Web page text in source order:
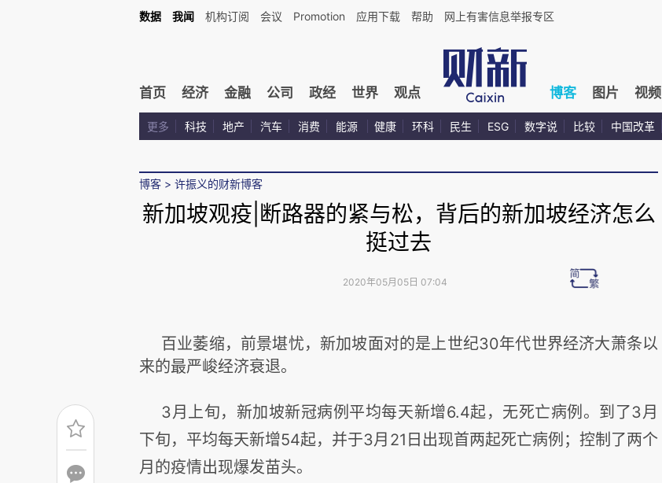
数据 我闻 机构订阅 会议 Promotion 应用下载 帮助 网上有害信息举报专区
首页 经济 金融 公司 政经 世界 观点 博客 图片 视频
更多 科技 地产 汽车 消费 能源 健康 环科 民生 ESG 数字说 比较 中国改革
博客 > 许振义的财新博客
新加坡观疫|断路器的紧与松，背后的新加坡经济怎么
挺过去
2020年05月05日 07:04
百业萎缩，前景堪忧，新加坡面对的是上世纪30年代世界经济大萧条以
来的最严峻经济衰退。
3月上旬，新加坡新冠病例平均每天新增6.4起，无死亡病例。到了3月
下旬，平均每天新增54起，并于3月 21 日出现首两起死亡病例；控制了两个
月的疫情出现爆发苗头。